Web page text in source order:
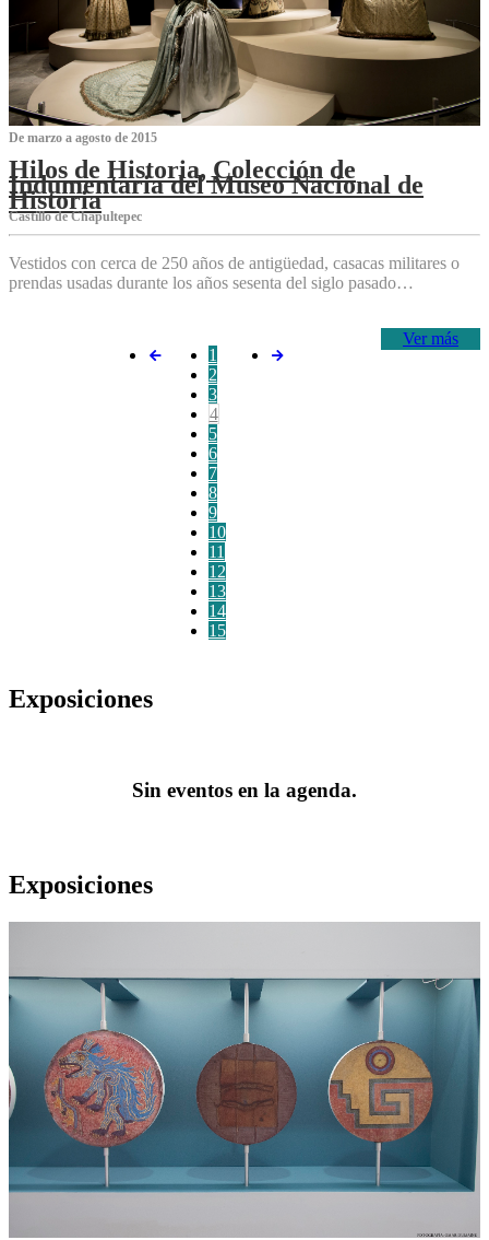
De marzo a agosto de 2015
Hilos de Historia, Colección de
Indumentaria del Museo Nacional de
Historia
Castillo de Chapultepec
Vestidos con cerca de 250 años de antigüedad, casacas militares o
prendas usadas durante los años sesenta del siglo pasado…
Ver más
1
2
3
4
5
6
7
8
9
10
11
12
13
14
15
Exposiciones
Sin eventos en la agenda.
Exposiciones